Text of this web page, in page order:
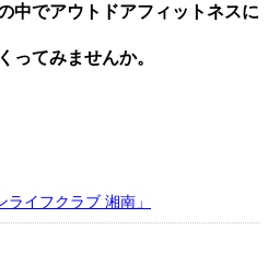
中でアウトドアフィットネスに
ってみませんか。
イフクラブ 湘南」